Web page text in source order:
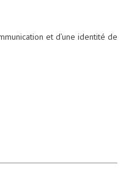
et d’une identité de